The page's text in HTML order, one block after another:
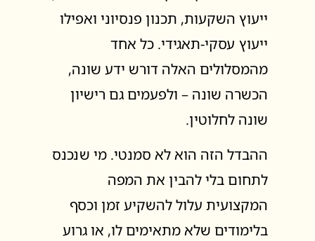
ייעוץ השקעות, תכנון פנסיוני ואפילו
ייעוץ עסקי-תאגידי. כל אחד
מהמסלולים האלה דורש ידע שונה,
הכשרה שונה – ולפעמים גם רישיון
שונה לחלוטין.
ההבדל הזה הוא לא סמנטי. מי שנכנס
לתחום בלי להבין את המפה
המקצועית עלול להשקיע זמן וכסף
בלימודים שלא מתאימים לו, או גרוע